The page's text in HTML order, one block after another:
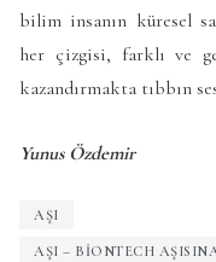
bilim insanın küresel
her çizgisi, farklı ve
kazandırmakta tıbbın
Yunus Özdemir
AŞI
AŞI – BIONTECH